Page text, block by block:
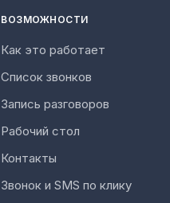
ВОЗМОЖНОСТИ
Как это работает
Список звонков
Запись разговоров
Рабочий стол
Контакты
Звонок и SMS по клику